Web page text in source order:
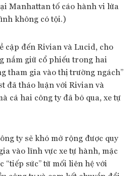
Manhattan tố cáo hành vi lừa
không có tội.)
cập đến Rivian và Lucid, cho
nắm giữ cổ phiếu trong hai
tham gia vào thị trường ngách”
đã thảo luận với Rivian và
cả hai công ty đã bỏ qua, xe tự
ty sẽ khó mở rộng được quy
vào lĩnh vực xe tự hành, mặc
“tiếp sức” từ mối liên hệ với